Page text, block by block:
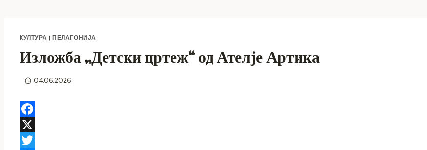
КУЛТУРА | ПЕЛАГОНИЈА
Изложба „Детски цртеж“ од Ателје Артика
04.06.2026
F
aX